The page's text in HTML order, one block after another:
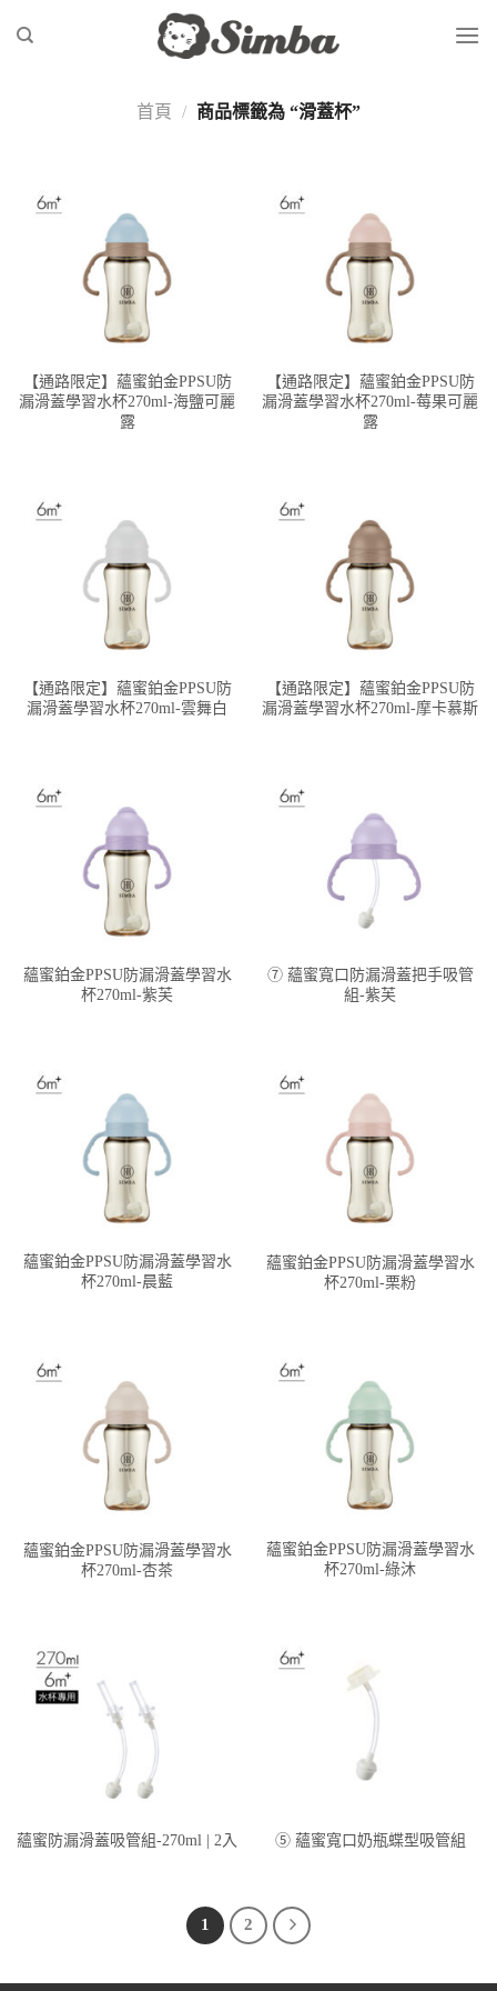
首頁 / 商品標籤為 “滑蓋杯”
【通路限定】蘊蜜鉑金PPSU防
漏滑蓋學習水杯270ml-海鹽可麗
露
【通路限定】蘊蜜鉑金PPSU防
漏滑蓋學習水杯270ml-莓果可麗
露
【通路限定】蘊蜜鉑金PPSU防
漏滑蓋學習水杯270ml-雲舞白
【通路限定】蘊蜜鉑金PPSU防
漏滑蓋學習水杯270ml-摩卡慕斯
蘊蜜鉑金PPSU防漏滑蓋學習水
杯270ml-紫芙
⑦ 蘊蜜寬口防漏滑蓋把手吸管
組-紫芙
蘊蜜鉑金PPSU防漏滑蓋學習水
杯270ml-晨藍
蘊蜜鉑金PPSU防漏滑蓋學習水
杯270ml-栗粉
蘊蜜鉑金PPSU防漏滑蓋學習水
杯270ml-杏茶
蘊蜜鉑金PPSU防漏滑蓋學習水
杯270ml-綠沐
蘊蜜防漏滑蓋吸管組-270ml | 2入 ⑤ 蘊蜜寬口奶瓶蝶型吸管組
1 2